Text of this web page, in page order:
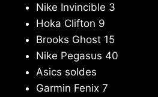
Nike Invincible 3
Hoka Clifton 9
Brooks Ghost 15
Nike Pegasus 40
Asics soldes
Garmin Fenix 7